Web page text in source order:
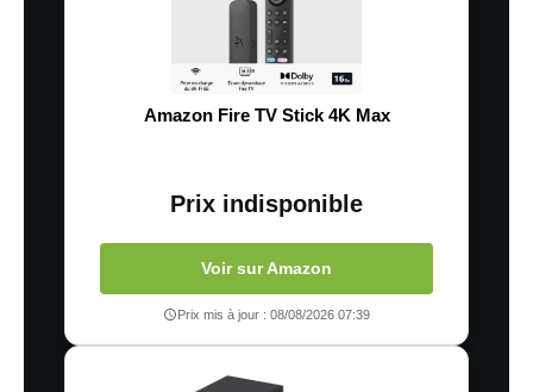
Amazon Fire TV Stick 4K Max
Prix indisponible
Voir sur Amazon
Prix mis à jour : 08/08/2026 07:39